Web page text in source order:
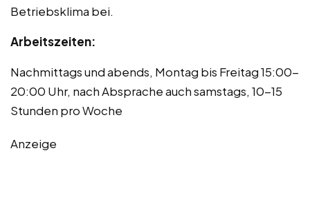
Betriebsklima bei.
Arbeitszeiten:
Nachmittags und abends, Montag bis Freitag 15:00-
20:00 Uhr, nach Absprache auch samstags, 10-15
Stunden pro Woche
Anzeige